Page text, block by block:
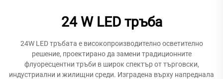
24 W LED тръба
24W LED тръбата е високопроизводително осветително
решение, проектирано да замени традиционните
флуоресцентни тръби в широк спектър от търговски,
индустриални и жилищни среди. Изградена върху напреднала